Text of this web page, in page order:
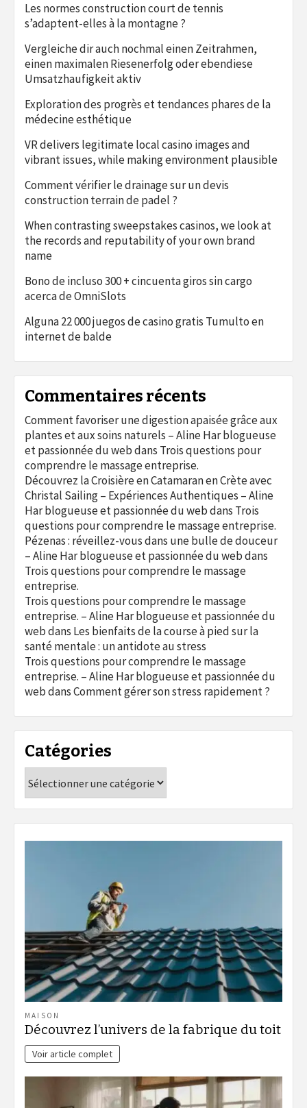
Les normes construction court de tennis
s’adaptent-elles à la montagne ?
Vergleiche dir auch nochmal einen Zeitrahmen,
einen maximalen Riesenerfolg oder ebendiese
Umsatzhaufigkeit aktiv
Exploration des progrès et tendances phares de la
médecine esthétique
VR delivers legitimate local casino images and
vibrant issues, while making environment plausible
Comment vérifier le drainage sur un devis
construction terrain de padel ?
When contrasting sweepstakes casinos, we look at
the records and reputability of your own brand
name
Bono de incluso 300 + cincuenta giros sin cargo
acerca de OmniSlots
Alguna 22 000 juegos de casino gratis Tumulto en
internet de balde
Commentaires récents
Comment favoriser une digestion apaisée grâce aux
plantes et aux soins naturels – Aline Har blogueuse
et passionnée du webdans Trois questions pour
comprendre le massage entreprise.
Découvrez la Croisière en Catamaran en Crète avec
Christal Sailing – Expériences Authentiques – Aline
Har blogueuse et passionnée du webdans Trois
questions pour comprendre le massage entreprise.
Pézenas : réveillez-vous dans une bulle de douceur
– Aline Har blogueuse et passionnée du webdans
Trois questions pour comprendre le massage
entreprise.
Trois questions pour comprendre le massage
entreprise. – Aline Har blogueuse et passionnée du
webdans Les bienfaits de la course à pied sur la
santé mentale : un antidote au stress
Trois questions pour comprendre le massage
entreprise. – Aline Har blogueuse et passionnée du
webdansComment gérer son stress rapidement ?
Catégories
MAISON
Découvrez l’univers de la fabrique du toit
Voir article complet